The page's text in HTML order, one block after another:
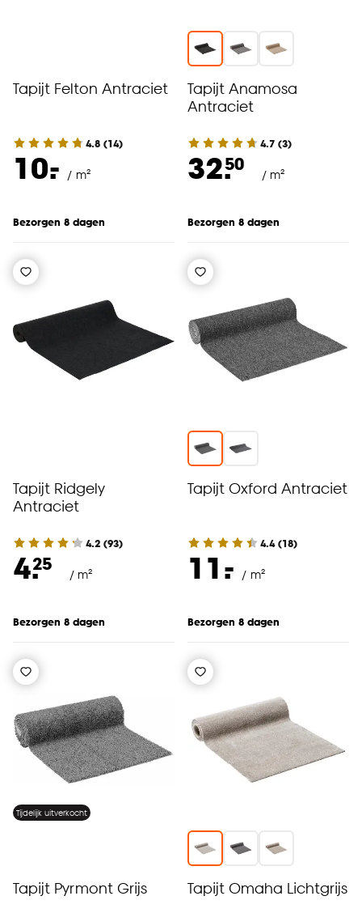
Tapijt Felton Antraciet
4.8 (14)
10.
- / m²
Bezorgen 8 dagen
Tapijt Anamosa
Antraciet
4.7 (3)
32.50
/ m²
Bezorgen 8 dagen
Tapijt Ridgely
Antraciet
4.2 (93)
4.25
/ m²
Bezorgen 8 dagen
Tapijt Oxford Antraciet
4.4(18)
11.
- / m²
Bezorgen 8 dagen
Tijdelijk uitverkocht
Tapijt Pyrmont Grijs Tapijt Omaha Lichtgrijs